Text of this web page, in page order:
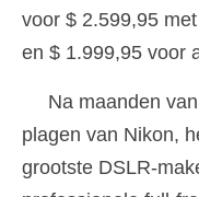
voor $ 2.599,95
en $ 1.999,95 voor
Na maanden
plagen van Nikon,
grootste DSLR-